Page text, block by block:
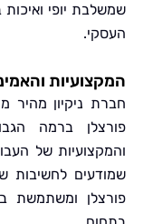
יופי ואיכות
והאמינות של
ניקיון מהיר מתמחה
ברמה הגבוהה
של העבודה.
לחשיבות של
ומשתמשת בציוד